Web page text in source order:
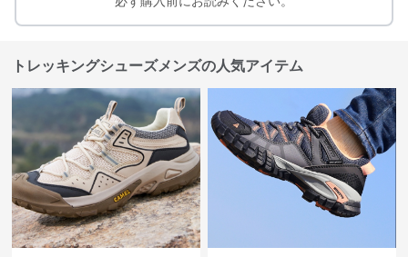
トレッキングシューズメンズの人気アイテム